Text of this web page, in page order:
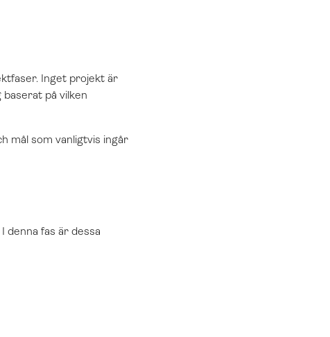
Inget projekt är
på vilken
mål som vanligtvis ingår
fas är dessa